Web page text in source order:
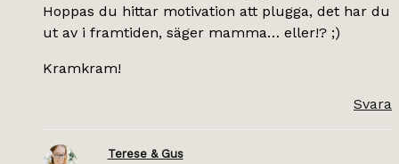
Hoppas du hittar motivation att plugga, det har du
ut av i framtiden, säger mamma… eller!? ;)
Kramkram!
Svara
Terese & Gus